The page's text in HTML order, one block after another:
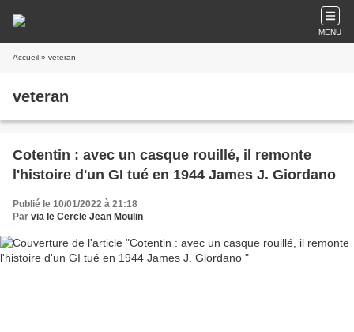
MENU
Accueil » veteran
veteran
Cotentin : avec un casque rouillé, il remonte
l'histoire d'un GI tué en 1944 James J. Giordano
Publié le 10/01/2022 à 21:18
Par via le Cercle Jean Moulin